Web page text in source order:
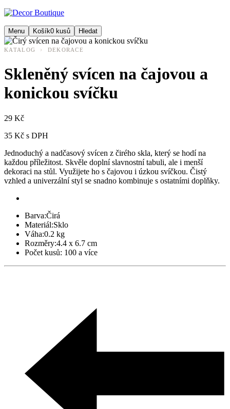
Menu Košík0 kusů Hledat
KATALOG › DEKORACE
Skleněný svícen na čajovou a
konickou svíčku
29 Kč
35 Kč s DPH
Jednoduchý a nadčasový svícen z čirého skla, který se hodí na
každou příležitost. Skvěle doplní slavnostní tabuli, ale i menší
dekoraci na stůl. Využijete ho s čajovou i úzkou svíčkou. Čistý
vzhled a univerzální styl se snadno kombinuje s ostatními doplňky.
Barva:Čirá
Materiál:Sklo
Váha:0.2 kg
Rozměry:4.4 x 6.7 cm
Počet kusů: 100 a více